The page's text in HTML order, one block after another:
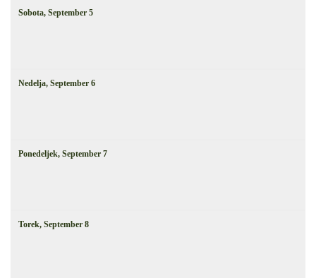
Sobota, September 5
Nedelja, September 6
Ponedeljek, September 7
Torek, September 8